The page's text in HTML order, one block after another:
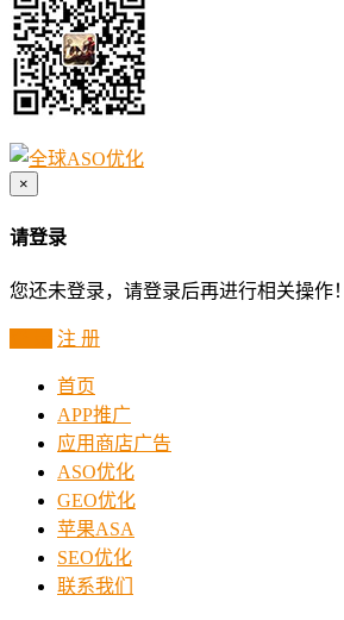
×
请登录
您还未登录，请登录后再进行相关操作！
注 册
首页
APP推广
应用商店广告
ASO优化
GEO优化
苹果ASA
SEO优化
联系我们